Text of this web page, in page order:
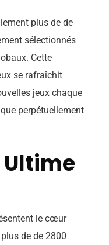
plus de de
sélectionnés
Cette
se rafraîchit
jeux chaque
perpétuellement
Ultime
le cœur
de de 2800